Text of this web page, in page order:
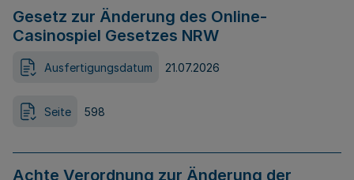
Gesetz zur Änderung des Online-
Casinospiel Gesetzes NRW
Ausfertigungsdatum 21.07.2026
Seite 598
Achte Verordnung zur Änderung der